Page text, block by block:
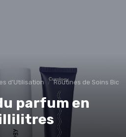
d'Utilisation Routines de Soins Bio
parfum en